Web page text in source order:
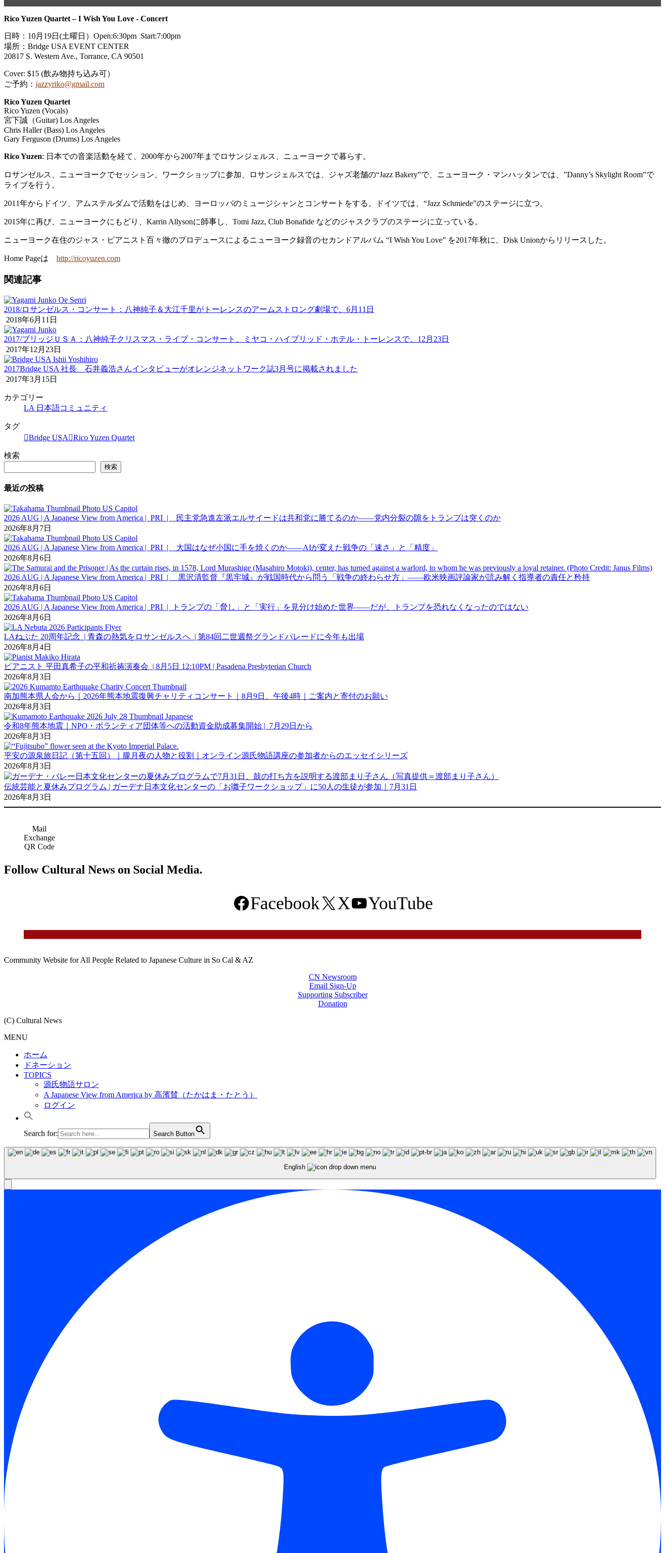
Rico Yuzen Quartet – I Wish You Love - Concert
日時：10月19日(土曜日）Open:6:30pm Start:7:00pm
場所：Bridge USA EVENT CENTER
20817 S. Western Ave., Torrance, CA 90501
Cover: $15 (飲み物持ち込み可）
ご予約： jazzyriko@gmail.com
Rico Yuzen Quartet
Rico Yuzen (Vocals)
宮下誠（Guitar) Los Angeles
Chris Haller (Bass) Los Angeles
Gary Ferguson (Drums) Los Angeles
Rico Yuzen: 日本での音楽活動を経て、2000年から2007年までロサンジェルス、ニューヨークで暮らす。
ロサンゼルス、ニューヨークでセッション、ワークショップに参加、ロサンジェルスでは、ジャズ老舗の“Jazz Bakery”で、ニューヨーク・マンハッタンでは、”Danny’s Skylight Room”で
ライブを行う。
2011年からドイツ、アムステルダムで活動をはじめ、ヨーロッパのミュージシャンとコンサートをする。ドイツでは、“Jazz Schmiede”のステージに立つ。
2015年に再び、ニューヨークにもどり、Karrin Allysonに師事し、Tomi Jazz, Club Bonafide などのジャスクラブのステージに立っている。
ニューヨーク在住のジャス・ピアニスト百々徹のプロデュースによるニューヨーク録音のセカンドアルバム “I Wish You Love” を2017年秋に、Disk Unionからリリースした。
Home Pageは http://ricoyuzen.com
関連記事
2018/ロサンゼルス・コンサート：八神純子＆大江千里がトーレンスのアームストロング劇場で、6月11日
2018年6月11日
2017/ブリッジＵＳＡ：八神純子クリスマス・ライブ・コンサート、ミヤコ・ハイブリッド・ホテル・トーレンスで、12月23日
2017年12月23日
2017Bridge USA 社長 石井義浩さんインタビューがオレンジネットワーク誌3月号に掲載されました
2017年3月15日
カテゴリー
LA 日本語コミュニティ
タグ
Bridge USA
Rico Yuzen Quartet
検索
検索
最近の投稿
2026 AUG | A Japanese View from America | PRI | 民主党急進左派エルサイードは共和党に勝てるのか――党内分裂の隙をトランプは突くのか
2026年8月7日
2026 AUG | A Japanese View from America | PRI | 大国はなぜ小国に手を焼くのか――AIが変えた戦争の「速さ」と「精度」
2026年8月6日
2026 AUG | A Japanese View from America | PRI | 黒沢清監督『黒牢城』が戦国時代から問う「戦争の終わらせ方」――欧米映画評論家が読み解く指導者の責任と矜持
2026年8月6日
2026 AUG | A Japanese View from America | PRI | トランプの「脅し」と「実行」を見分け始めた世界――だが、トランプを恐れなくなったのではない
2026年8月6日
LAねぶた 20周年記念 | 青森の熱気をロサンゼルスへ | 第84回二世週祭グランドパレードに今年も出場
2026年8月4日
ピアニスト 平田真希子の平和祈祷演奏会 | 8月5日 12:10PM | Pasadena Presbyterian Church
2026年8月3日
南加熊本県人会から｜2026年熊本地震復興チャリティコンサート｜8月9日、午後4時｜ご案内と寄付のお願い
2026年8月3日
令和8年熊本地震｜NPO・ボランティア団体等への活動資金助成募集開始 | 7月29日から
2026年8月3日
平安の源泉旅日記（第十五回）｜朧月夜の人物と役割｜オンライン源氏物語講座の参加者からのエッセイシリーズ
2026年8月3日
伝統芸能と夏休みプログラム | ガーデナ日本文化センターの「お囃子ワークショップ」に50人の生徒が参加｜7月31日
2026年8月3日
Mail
Exchange
QR Code
Follow Cultural News on Social Media.
Facebook X YouTube
Community Website for All People Related to Japanese Culture in So Cal & AZ
CN Newsroom
Email Sign-Up
Supporting Subscriber
Donation
(C) Cultural News
MENU
ホーム
ドネーション
TOPICS
源氏物語サロン
A Japanese View from America by 高濱賛（たかはま・たとう）
ログイン
Search for: Search Button
English